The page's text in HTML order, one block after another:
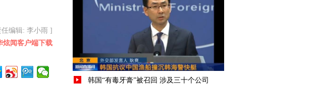
韩国“有毒牙膏”被召回 涉及三十个公司
任编辑: 李小雨 ]
炫闻客户端下载